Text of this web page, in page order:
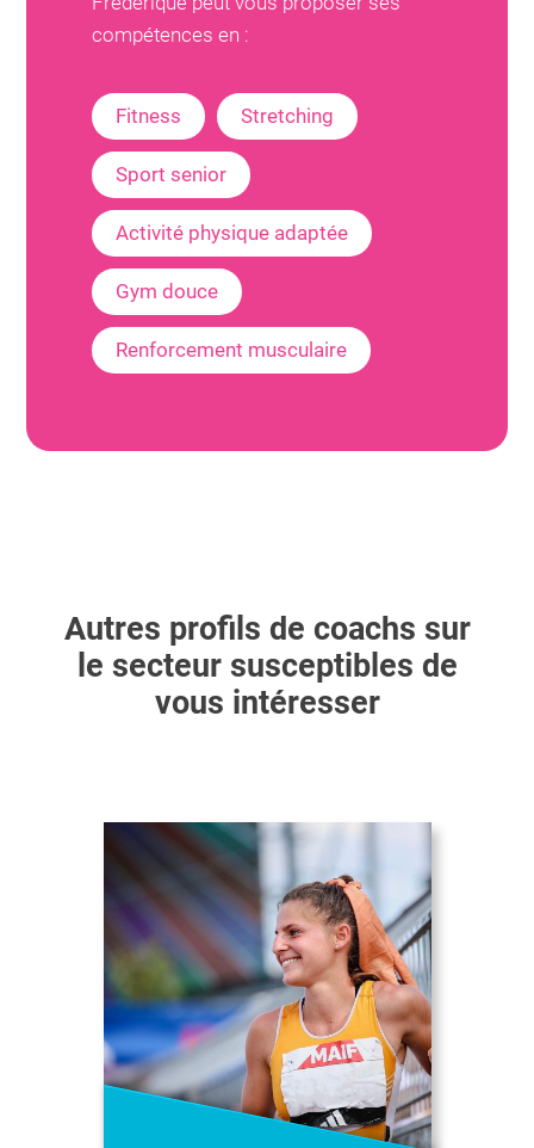
compétences en :
Fitness Stretching
Sport senior
Activité physique adaptée
Gym douce
Renforcement musculaire
Autres profils de coachs sur
le secteur susceptibles de
vous intéresser